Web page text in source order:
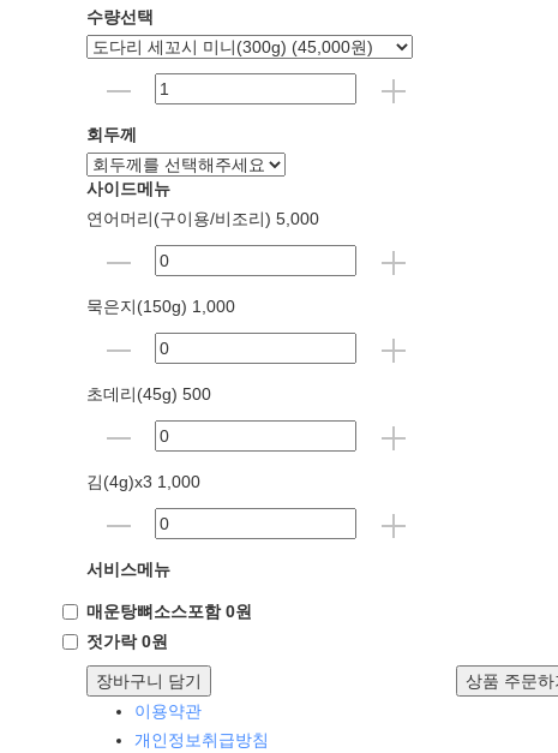
수량선택
회두께
사이드메뉴
연어머리(구이용/비조리) 5,000
묵은지(150g) 1,000
초데리(45g) 500
김(4g)x3 1,000
서비스메뉴
매운탕뼈소스포함 0원
젓가락 0원
장바구니 담기
상품 주문하
이용약관
개인정보취급방침